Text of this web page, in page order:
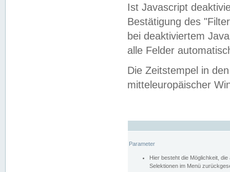
Ist Javascript
Bestätigung des
bei deaktiviertem
alle Felder
Die Zeitstempel in
mitteleuropäischer
Parameter
Hier besteht die Möglichkeit,
Selektionen im Menü